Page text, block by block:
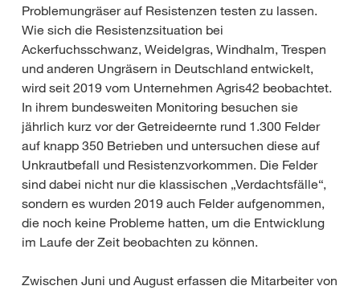
Problemungräser auf Resistenzen testen zu lassen.
Wie sich die Resistenzsituation bei
Ackerfuchsschwanz, Weidelgras, Windhalm, Trespen
und anderen Ungräsern in Deutschland entwickelt,
wird seit 2019 vom Unternehmen Agris42 beobachtet.
In ihrem bundesweiten Monitoring besuchen sie
jährlich kurz vor der Getreideernte rund 1.300 Felder
auf knapp 350 Betrieben und untersuchen diese auf
Unkrautbefall und Resistenzvorkommen. Die Felder
sind dabei nicht nur die klassischen „Verdachtsfälle“,
sondern es wurden 2019 auch Felder aufgenommen,
die noch keine Probleme hatten, um die Entwicklung
im Laufe der Zeit beobachten zu können.
Zwischen Juni und August erfassen die Mitarbeiter von